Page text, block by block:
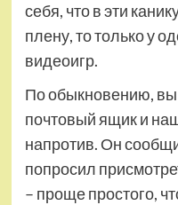
себя, что в эти
плену, то только у
видеоигр.
По обыкновению,
почтовый ящик и
напротив. Он
попросил
– проще простого,